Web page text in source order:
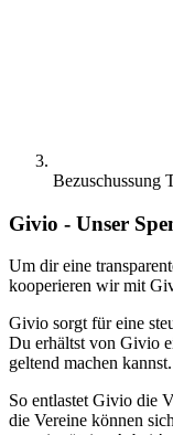
Bezuschussung
Givio - Unser
Um dir eine
kooperieren wir mit
Givio sorgt für eine
Du erhältst von Givio
geltend machen kannst.
So entlastet Givio die
die Vereine können